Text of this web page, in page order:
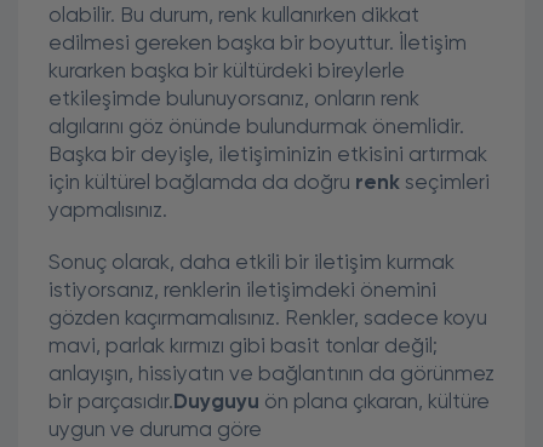
olabilir. Bu durum, renk kullanırken dikkat
edilmesi gereken başka bir boyuttur. İletişim
kurarken başka bir kültürdeki bireylerle
etkileşimde bulunuyorsanız, onların renk
algılarını göz önünde bulundurmak önemlidir.
Başka bir deyişle, iletişiminizin etkisini artırmak
için kültürel bağlamda da doğru renk seçimleri
yapmalısınız.
Sonuç olarak, daha etkili bir iletişim kurmak
istiyorsanız, renklerin iletişimdeki önemini
gözden kaçırmamalısınız. Renkler, sadece koyu
mavi, parlak kırmızı gibi basit tonlar değil;
anlayışın, hissiyatın ve bağlantının da görünmez
bir parçasıdır. Duyguyu ön plana çıkaran, kültüre
uygun ve duruma göre